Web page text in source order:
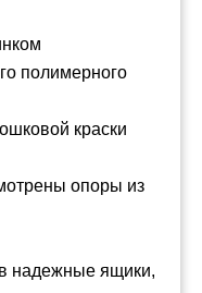
полимерного
краски
опоры из
надежные ящики,